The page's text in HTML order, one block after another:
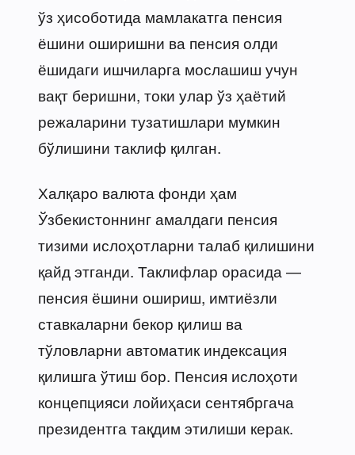
ўз ҳисоботида мамлакатга пенсия
ёшини оширишни ва пенсия олди
ёшидаги ишчиларга мослашиш учун
вақт беришни, токи улар ўз ҳаётий
режаларини тузатишлари мумкин
бўлишини таклиф қилган.
Халқаро валюта фонди ҳам
Ўзбекистоннинг амалдаги пенсия
тизими ислоҳотларни талаб қилишини
қайд этганди. Таклифлар орасида —
пенсия ёшини ошириш, имтиёзли
ставкаларни бекор қилиш ва
тўловларни автоматик индексация
қилишга ўтиш бор. Пенсия ислоҳоти
концепцияси лойиҳаси сентябргача
президентга тақдим этилиши керак.